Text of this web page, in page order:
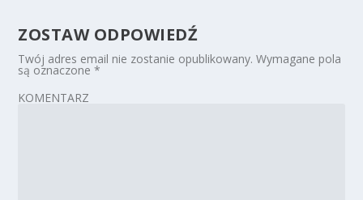
ZOSTAW ODPOWIEDŹ
Twój adres email nie zostanie opublikowany. Wymagane pola
są oznaczone*
KOMENTARZ